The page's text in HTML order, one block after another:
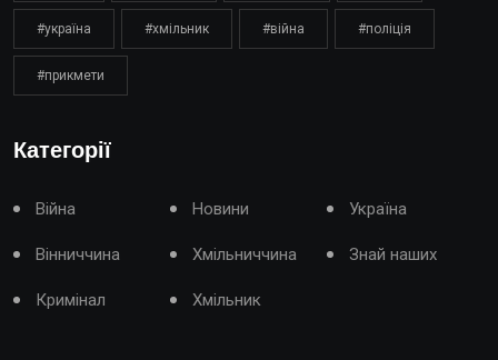
#україна #хмільник #війна #поліція
#прикмети
Категорії
Війна Новини Україна
Вінниччина Хмільниччина Знай наших
Кримінал Хмільник